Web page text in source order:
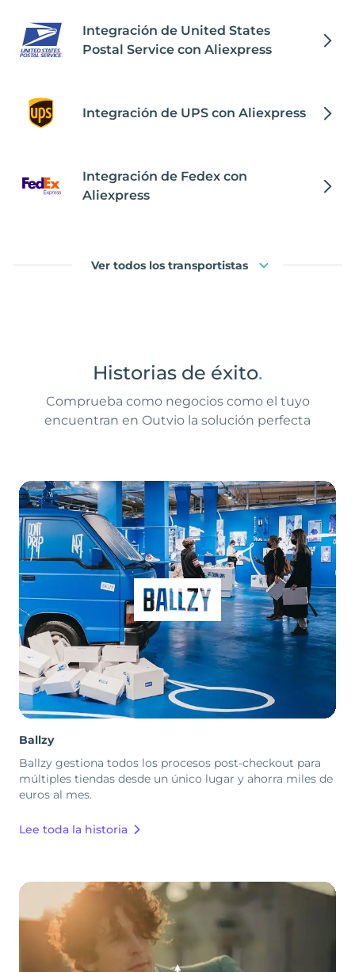
Integración de United States
Postal Service con Aliexpress
Integración de UPS con Aliexpress
Integración de Fedex con
Aliexpress
Ver todos los transportistas
Historias de éxito.
Comprueba como negocios como el tuyo
encuentran en Outvio la solución perfecta
Ballzy
Ballzy gestiona todos los procesos post-checkout para
múltiples tiendas desde un único lugar y ahorra miles de
euros al mes.
Lee toda la historia